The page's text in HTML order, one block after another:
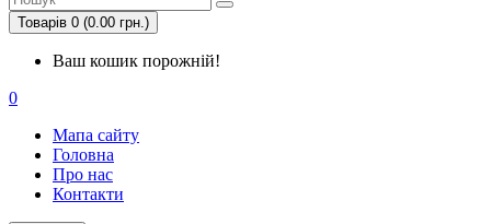
Товарів 0 (0.00 грн.)
Ваш кошик порожній!
0
Мапа сайту
Головна
Про нас
Контакти